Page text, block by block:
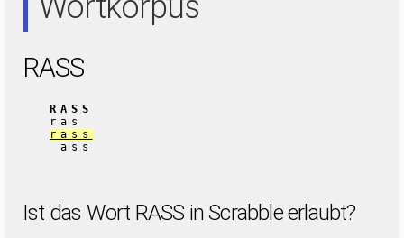
RASS
RASS
ras
rass
ass
Ist das Wort RASS in Scrabble erlaubt?